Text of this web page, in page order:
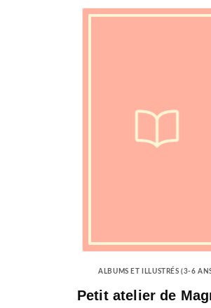
ALBUMS ET ILLUSTRÉS (3-6
Petit atelier de